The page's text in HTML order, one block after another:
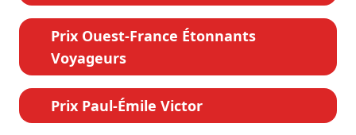
Prix Ouest-France Étonnants
Voyageurs
Prix Paul-Émile Victor